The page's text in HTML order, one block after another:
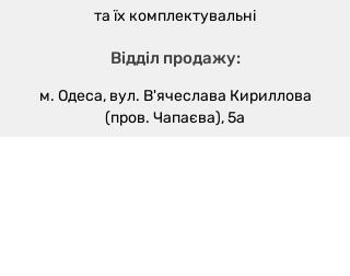
Відділ продажу:
м. Одеса, вул. В'ячеслава Кириллова
(пров. Чапаєва), 5а
та їх комплектувальні